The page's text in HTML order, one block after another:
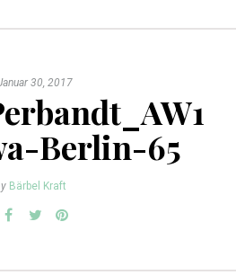
30, 2017
Berlin-65
Bärbel Kraft